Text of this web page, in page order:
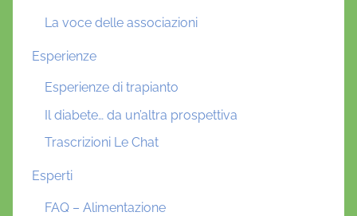
La voce delle associazioni
Esperienze
Esperienze di trapianto
Il diabete… da un’altra prospettiva
Trascrizioni Le Chat
Esperti
FAQ – Alimentazione